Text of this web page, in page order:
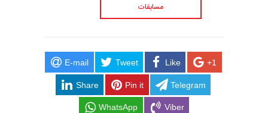
مسابقات
E-mail Tweet Like +1
Share Pin it Telegram
WhatsApp Viber